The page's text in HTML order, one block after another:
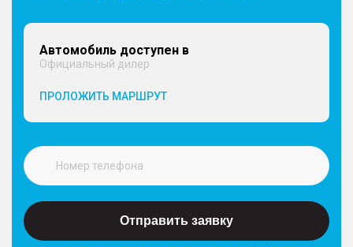
Автомобиль доступен в
Официальный дилер
ПРОЛОЖИТЬ МАРШРУТ
Отправить заявку